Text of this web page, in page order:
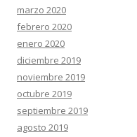
marzo 2020
febrero 2020
enero 2020
diciembre 2019
noviembre 2019
octubre 2019
septiembre 2019
agosto 2019